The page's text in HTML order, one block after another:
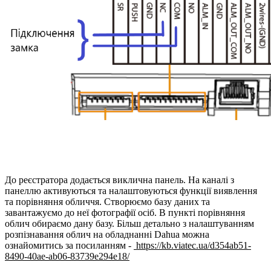
До реєстратора додається виклична панель. На каналі з
панеллю активуються та налаштовуються функції виявлення
та порівняння обличчя. Створюємо базу даних та
завантажуємо до неї фотографії осіб. В пункті порівняння
облич обираємо дану базу. Більш детально з налаштуванням
розпізнавання облич на обладнанні Dahua можна
ознайомитись за посиланням - https://kb.viatec.ua/d354ab51-
8490-40ae-ab06-83739e294e18/